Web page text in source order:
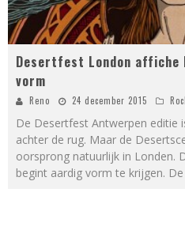
Desertfest London
vorm
Reno 24 december 2015
De Desertfest Antwerpen editie
achter de rug. Maar de
oorsprong natuurlijk in Londen.
begint aardig vorm te krijgen.